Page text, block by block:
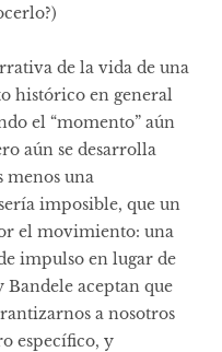
de la vida de una
histórico en general
el “momento” aún
aún se desarrolla
menos una
imposible, que un
el movimiento: una
impulso en lugar de
aceptan que
a nosotros
específico, y